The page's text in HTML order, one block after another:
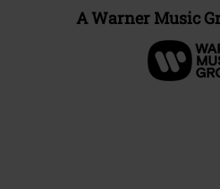
A Warner Music